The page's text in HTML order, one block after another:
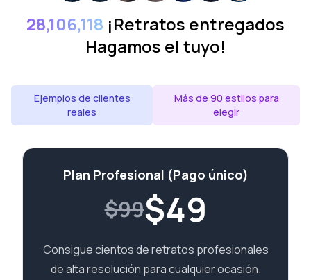
28,106,118 ¡Retratos entregados
Hagamos el tuyo!
Ejemplos de clientes
reales
Más de 90 estilos para
elegir
Plan Profesional (Pago único)
$99$49
Consigue cientos de retratos profesionales
de alta resolución para cualquier ocasión.